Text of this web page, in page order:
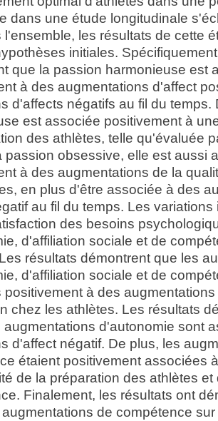
dans une étude longitudinale
l'ensemble, les résultats de cette
initiales.
que la passion harmonieuse est
à des augmentations d'affect
d'affects négatifs au fil du temps.
est associée positivement à
des athlètes, telle qu'évaluée
passion obsessive, elle est aussi
à des augmentations de la
en plus d'être associée à des
au fil du temps. Les variations
des besoins
d'affiliation sociale et de
résultats démontrent que les
d'affiliation sociale et de
positivement à des
chez les athlètes. Les résultats
augmentations d'autonomie sont
d'affect négatif. De plus, les
étaient positivement associées
de la préparation des athlètes et
Finalement, les résultats ont
de compétence